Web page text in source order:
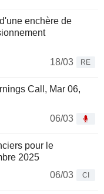
enchère de
18/03
RE
Call, Mar 06,
06/03
pour le
2025
06/03
CI